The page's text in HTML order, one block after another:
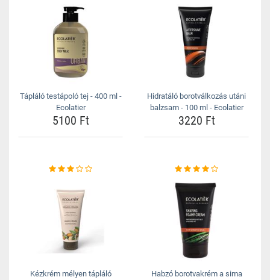
Tápláló testápoló tej - 400 ml -
Ecolatier
5100 Ft
Hidratáló borotválkozás utáni
balzsam - 100 ml - Ecolatier
3220 Ft
Kézkrém mélyen tápláló
Habzó borotvakrém a sima